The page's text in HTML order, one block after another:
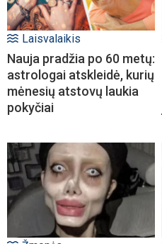
Laisvalaikis
Nauja pradžia po 60 metų:
astrologai atskleidė, kurių
mėnesių atstovų laukia
pokyčiai